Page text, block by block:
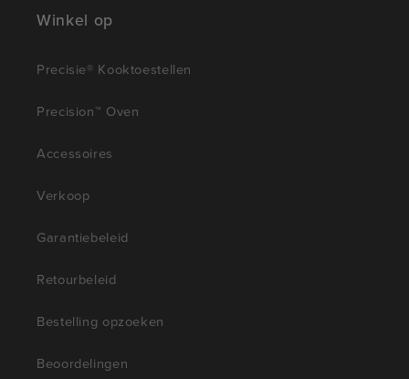
Winkel op
Precisie® Kooktoestellen
Precision™ Oven
Accessoires
Verkoop
Garantiebeleid
Retourbeleid
Bestelling opzoeken
Beoordelingen